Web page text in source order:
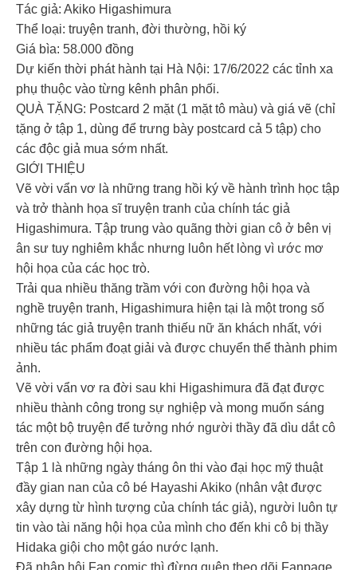
Tác giả: Akiko Higashimura
Thể loại: truyện tranh, đời thường, hồi ký
Giá bìa: 58.000 đồng
Dự kiến thời phát hành tại Hà Nội: 17/6/2022 các tỉnh xa
phụ thuộc vào từng kênh phân phối.
QUÀ TẶNG: Postcard 2 mặt (1 mặt tô màu) và giá vẽ (chỉ
tặng ở tập 1, dùng để trưng bày postcard cả 5 tập) cho
các độc giả mua sớm nhất.
GIỚI THIỆU
Vẽ vời vẩn vơ là những trang hồi ký về hành trình học tập
và trở thành họa sĩ truyện tranh của chính tác giả
Higashimura. Tập trung vào quãng thời gian cô ở bên vị
ân sư tuy nghiêm khắc nhưng luôn hết lòng vì ước mơ
hội họa của các học trò.
Trải qua nhiều thăng trầm với con đường hội họa và
nghề truyện tranh, Higashimura hiện tại là một trong số
những tác giả truyện tranh thiếu nữ ăn khách nhất, với
nhiều tác phẩm đoạt giải và được chuyển thể thành phim
ảnh.
Vẽ vời vẩn vơ ra đời sau khi Higashimura đã đạt được
nhiều thành công trong sự nghiệp và mong muốn sáng
tác một bộ truyện để tưởng nhớ người thầy đã dìu dắt cô
trên con đường hội họa.
Tập 1 là những ngày tháng ôn thi vào đại học mỹ thuật
đầy gian nan của cô bé Hayashi Akiko (nhân vật được
xây dựng từ hình tượng của chính tác giả), người luôn tự
tin vào tài năng hội họa của mình cho đến khi cô bị thầy
Hidaka giội cho một gáo nước lạnh.
Đã nhập hội Fan comic thì đừng quên theo dõi Fanpage